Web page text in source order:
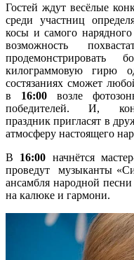
Гостей ждут весёлые
среди участниц
косы и самого
возможность
килограммовую гирю
состязаниях сможет
в 16:00возле
победителей. И,
праздник пригласят в
атмосферу настоящего
В 16:00 начнётся
проведут музыканты
ансамбля народной
на калюке и гармони.